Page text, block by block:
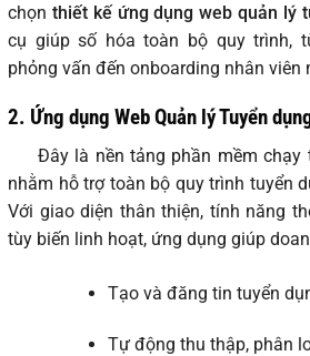
chọn thiết kế ứng dụng web quản lý
cụ giúp số hóa toàn bộ quy trình,
phỏng vấn đến onboarding nhân viên
2. Ứng dụng Web Quản lý Tuyển
Đây là nền tảng phần mềm chạy
nhằm hỗ trợ toàn bộ quy trình tuyển
Với giao diện thân thiện, tính năng
tùy biến linh hoạt, ứng dụng giúp
Tạo và đăng tin tuyển
Tự động thu thập, phân